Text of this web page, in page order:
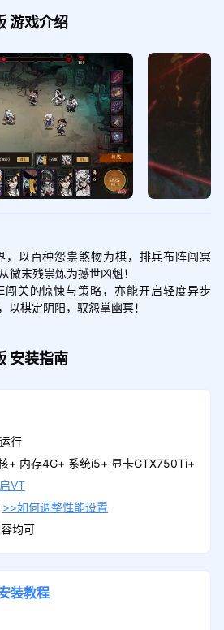
游戏介绍
，以百种怨祟煞物为棋，排兵布阵闯冥
微末残祟炼为撼世凶魁！
闯关的惊悚与策略，亦能开启轻度异步
以棋定阴阳，驭怨掌幽冥！
安装指南
行
+ 内存4G+ 系统i5+ 显卡GTX750Ti+
VT
>>如何调整性能设置
均可
装教程